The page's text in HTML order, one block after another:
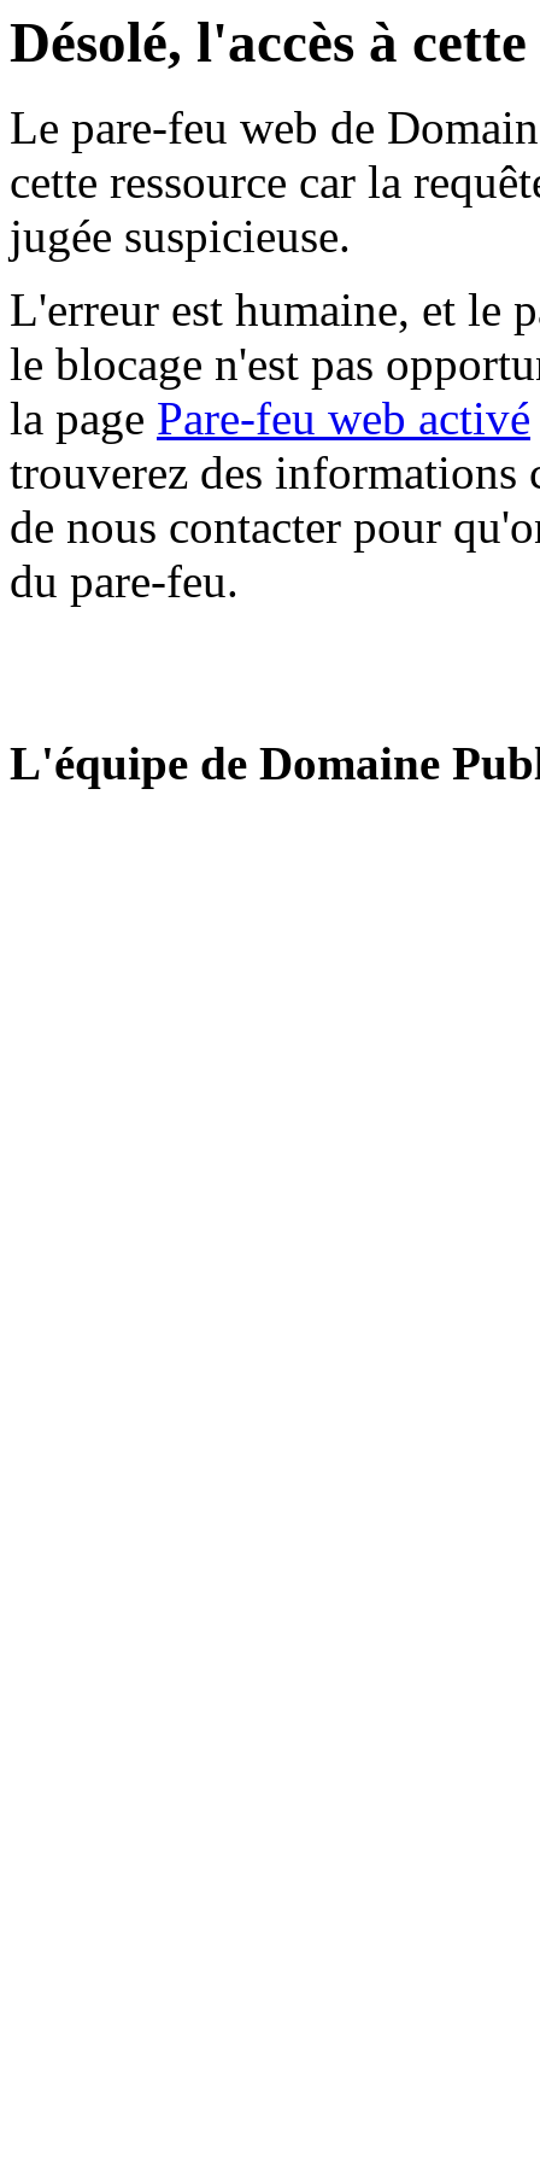
Désolé, l'accès à
Le pare-feu web de
cette ressource car la
jugée suspicieuse.
L'erreur est humaine, et le
le blocage n'est pas
la page Pare-feu web activé
trouverez des informations
de nous contacter pour
du pare-feu.
L'équipe de Domaine